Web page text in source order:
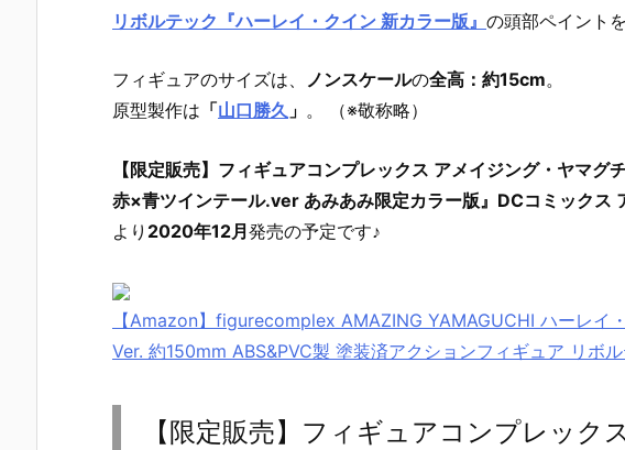
リボルテック『ハーレイ・クイン 新カラー版』 の頭部ペイント
フィギュアのサイズは、 ノンスケールの全高：約15cm。
原型製作は 「山口勝久 」 。 （※敬称略）
【限定販売】フィギュアコンプレックス アメイジング・ヤマ
赤×青ツインテール.ver あみあみ限定カラー版』DCコミックス
より 2020年12月発売の予定です♪
【Amazon】figurecomplex AMAZING YAMAGUCHI ハーレイ
Ver. 約150mm ABS&PVC製 塗装済アクションフィギュア リボル
【限定販売】フィギュアコンプレック